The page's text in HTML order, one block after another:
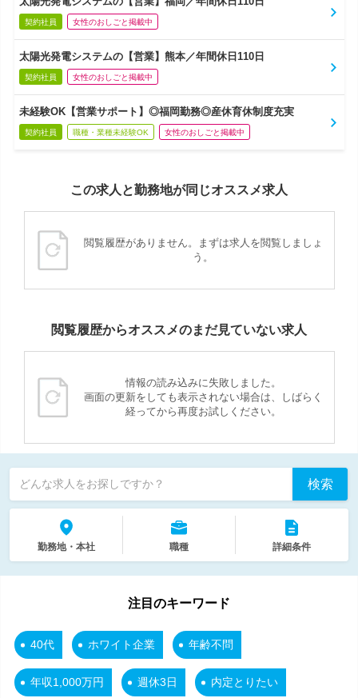
契約社員 女性のおしごと掲載中
太陽光発電システムの【営業】熊本／年間休日110日
契約社員 女性のおしごと掲載中
未経験OK【営業サポート】◎福岡勤務◎産休育休制度充実
契約社員 職種・業種未経験OK 女性のおしごと掲載中
この求人と勤務地が同じオススメ求人
閲覧履歴がありません。まずは求人を閲覧しましょ
う。
閲覧履歴からオススメのまだ見ていない求人
情報の読み込みに失敗しました。
画面の更新をしても表示されない場合は、しばらく
経ってから再度お試しください。
どんな求人をお探しですか？ 検索
勤務地・本社 職種 詳細条件
注目のキーワード
40代 ホワイト企業 年齢不問
年収1,000万円 週休3日 内定とりたい